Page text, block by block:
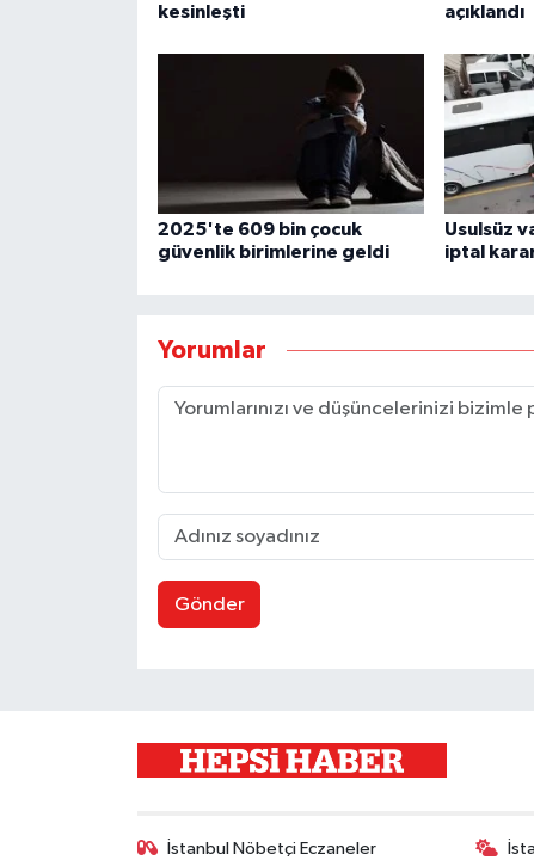
kesinleşti
açıklandı
2025'te 609 bin çocuk
güvenlik birimlerine geldi
Usulsüz
iptal
Yorumlar
Gönder
İstanbul Nöbetçi Eczaneler